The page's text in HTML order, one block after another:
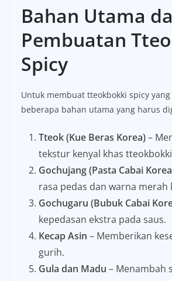
Bahan Utama
Pembuatan
Spicy
Untuk membuat tteokbokki spicy
beberapa bahan utama yang harus
Tteok (Kue Beras Korea)–
tekstur kenyal khas
Gochujang (Pasta Cabai
rasa pedas dan warna merah
Gochugaru (Bubuk Cabai
kepedasan ekstra pada saus.
Kecap Asin – Memberikan
gurih.
Gula dan Madu – Menambah